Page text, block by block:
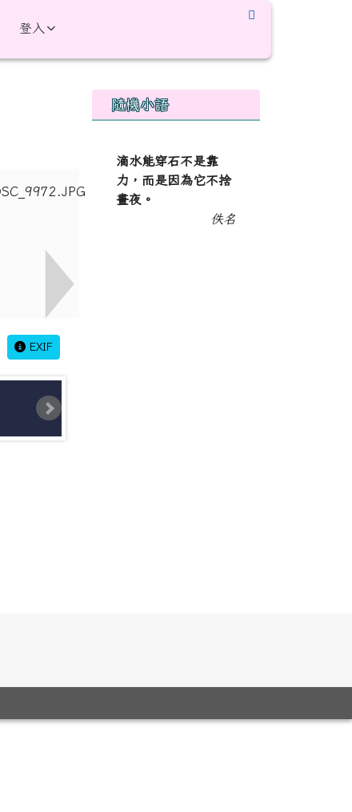
登入
EXIF
右邊區域內容
隨機小語
滴水能穿石不是靠
力，而是因為它不捨
晝夜。
佚名